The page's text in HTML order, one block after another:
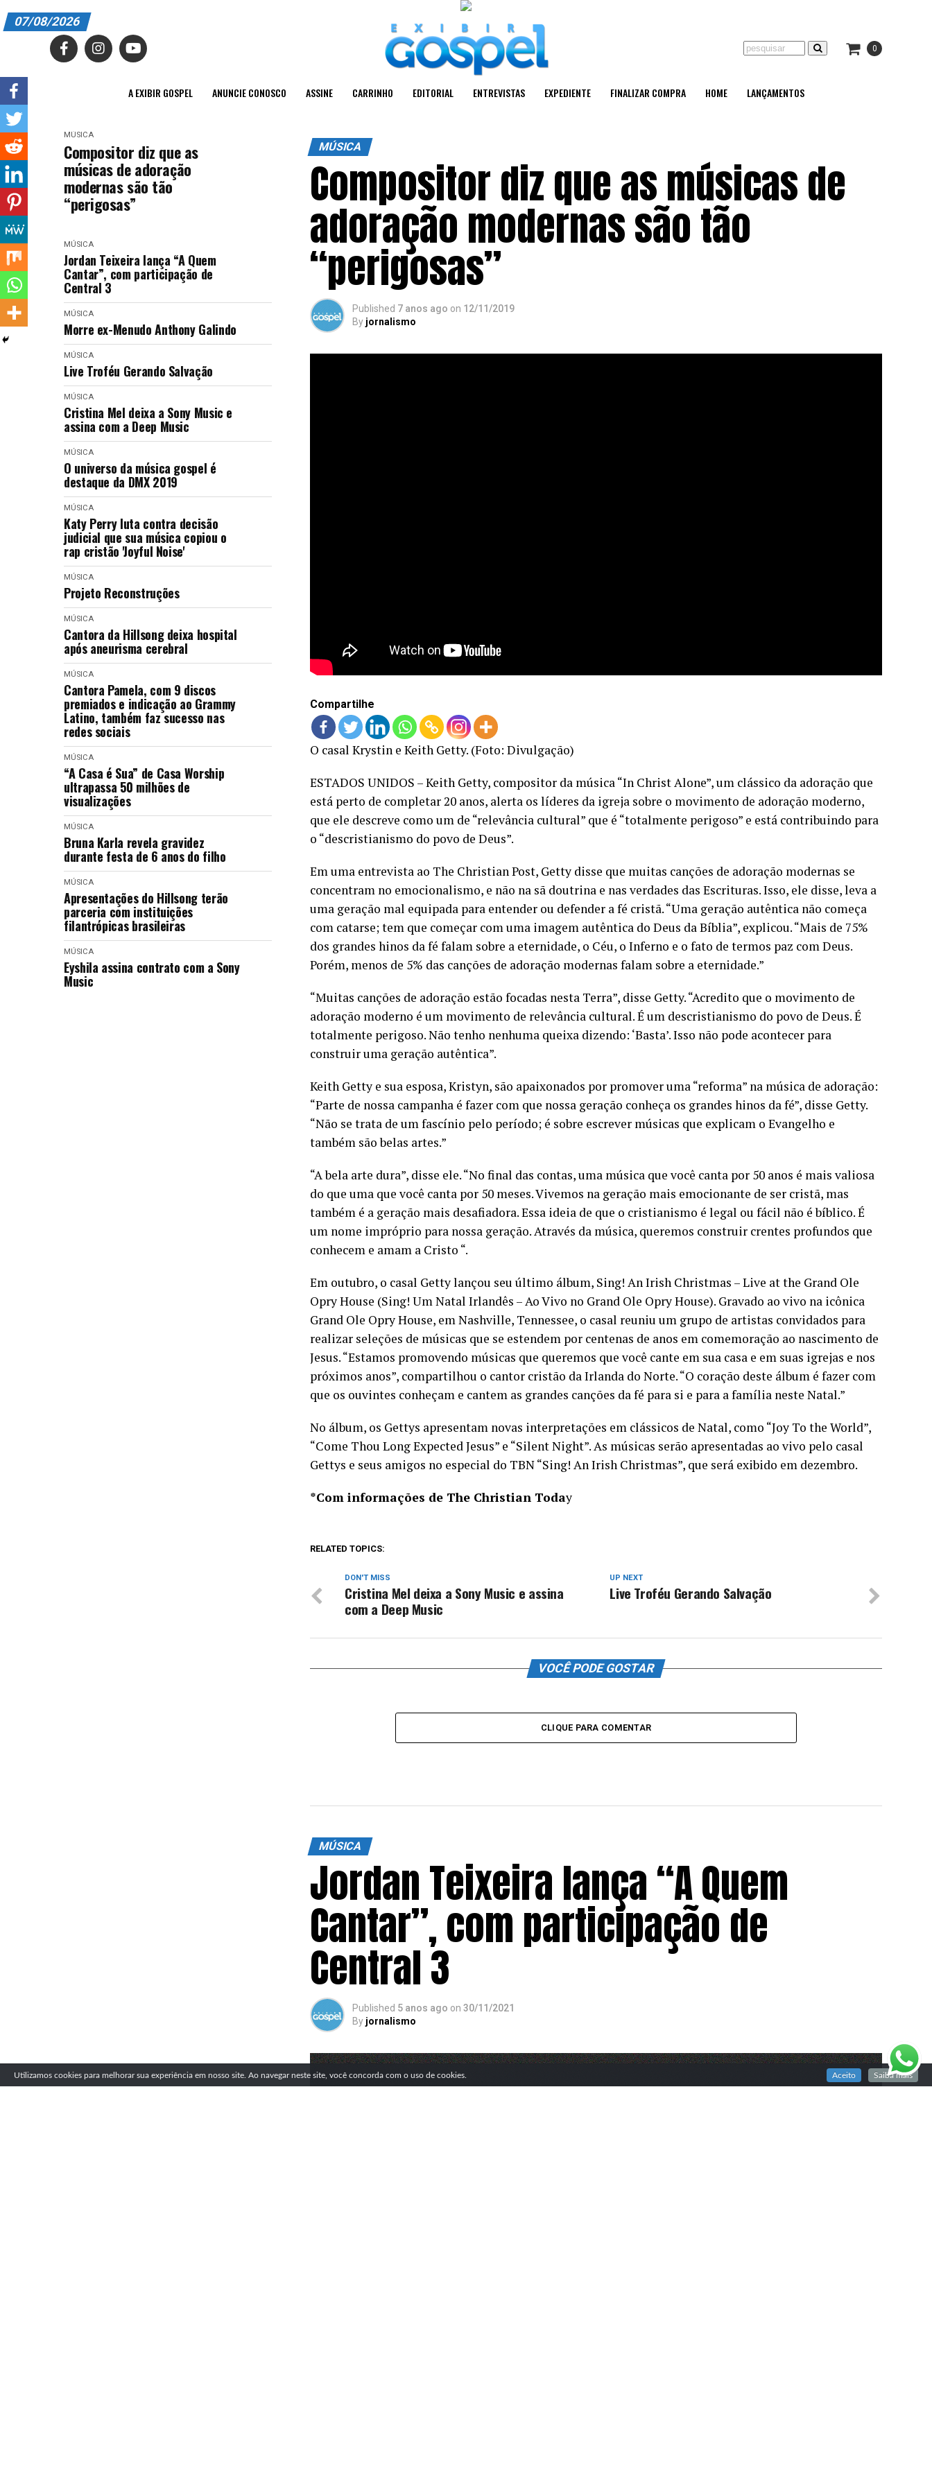
A EXIBIR GOSPEL
EDITORIAL
ENTREVISTAS
FINALIZAR COMPRA
HOME
07/08/2026
0
A EXIBIR GOSPEL ANUNCIE CONOSCO ASSINE CARRINHO EDITORIAL ENTREVISTAS EXPEDIENTE FINALIZAR COMPRA HOME LANÇAMENTOS
MÚSICA
Compositor diz que as
músicas de adoração
modernas são tão
“perigosas”
MÚSICA
Jordan Teixeira lança “A Quem
Cantar”, com participação de
Central 3
MÚSICA
Morre ex-Menudo Anthony Galindo
MÚSICA
Live Troféu Gerando Salvação
MÚSICA
Cristina Mel deixa a Sony Music e
assina com a Deep Music
MÚSICA
O universo da música gospel é
destaque da DMX 2019
MÚSICA
Katy Perry luta contra decisão
judicial que sua música copiou o
rap cristão 'Joyful Noise'
MÚSICA
Projeto Reconstruções
MÚSICA
Cantora da Hillsong deixa hospital
após aneurisma cerebral
MÚSICA
Cantora Pamela, com 9 discos
premiados e indicação ao Grammy
Latino, também faz sucesso nas
redes sociais
MÚSICA
“A Casa é Sua” de Casa Worship
ultrapassa 50 milhões de
visualizações
MÚSICA
Bruna Karla revela gravidez
durante festa de 6 anos do filho
MÚSICA
Apresentações do Hillsong terão
parceria com instituições
filantrópicas brasileiras
MÚSICA
Eyshila assina contrato com a Sony
Music
MÚSICA
Compositor diz que as músicas de
adoração modernas são tão
“perigosas”
Published 7 anos ago on 12/11/2019
By jornalismo
Compartilhe
O casal Krystin e Keith Getty. (Foto: Divulgação)
ESTADOS UNIDOS – Keith Getty, compositor da música “In Christ Alone”, um clássico da adoração que
está perto de completar 20 anos, alerta os líderes da igreja sobre o movimento de adoração moderno,
que ele descreve como um de “relevância cultural” que é “totalmente perigoso” e está contribuindo para
o “descristianismo do povo de Deus”.
Em uma entrevista ao The Christian Post, Getty disse que muitas canções de adoração modernas se
concentram no emocionalismo, e não na sã doutrina e nas verdades das Escrituras. Isso, ele disse, leva a
uma geração mal equipada para entender ou defender a fé cristã. “Uma geração autêntica não começa
com catarse; tem que começar com uma imagem autêntica do Deus da Bíblia”, explicou. “Mais de 75%
dos grandes hinos da fé falam sobre a eternidade, o Céu, o Inferno e o fato de termos paz com Deus.
Porém, menos de 5% das canções de adoração modernas falam sobre a eternidade.”
“Muitas canções de adoração estão focadas nesta Terra”, disse Getty. “Acredito que o movimento de
adoração moderno é um movimento de relevância cultural. É um descristianismo do povo de Deus. É
totalmente perigoso. Não tenho nenhuma queixa dizendo: ‘Basta’. Isso não pode acontecer para
construir uma geração autêntica”.
Keith Getty e sua esposa, Kristyn, são apaixonados por promover uma “reforma” na música de adoração:
“Parte de nossa campanha é fazer com que nossa geração conheça os grandes hinos da fé”, disse Getty.
“Não se trata de um fascínio pelo período; é sobre escrever músicas que explicam o Evangelho e
também são belas artes.”
“A bela arte dura”, disse ele. “No final das contas, uma música que você canta por 50 anos é mais valiosa
do que uma que você canta por 50 meses. Vivemos na geração mais emocionante de ser cristã, mas
também é a geração mais desafiadora. Essa ideia de que o cristianismo é legal ou fácil não é bíblico. É
um nome impróprio para nossa geração. Através da música, queremos construir crentes profundos que
conhecem e amam a Cristo “.
Em outubro, o casal Getty lançou seu último álbum, Sing! An Irish Christmas – Live at the Grand Ole
Opry House (Sing! Um Natal Irlandês – Ao Vivo no Grand Ole Opry House). Gravado ao vivo na icônica
Grand Ole Opry House, em Nashville, Tennessee, o casal reuniu um grupo de artistas convidados para
realizar seleções de músicas que se estendem por centenas de anos em comemoração ao nascimento de
Jesus. “Estamos promovendo músicas que queremos que você cante em sua casa e em suas igrejas e nos
próximos anos”, compartilhou o cantor cristão da Irlanda do Norte. “O coração deste álbum é fazer com
que os ouvintes conheçam e cantem as grandes canções da fé para si e para a família neste Natal.”
No álbum, os Gettys apresentam novas interpretações em clássicos de Natal, como “Joy To the World”,
“Come Thou Long Expected Jesus” e “Silent Night”. As músicas serão apresentadas ao vivo pelo casal
Gettys e seus amigos no especial do TBN “Sing! An Irish Christmas”, que será exibido em dezembro.
*Com informações de The Christian Today
RELATED TOPICS:
UP NEXT
Live Troféu Gerando Salvação
DON'T MISS
Cristina Mel deixa a Sony Music e assina
com a Deep Music
VOCÊ PODE GOSTAR
CLIQUE PARA COMENTAR
MÚSICA
Jordan Teixeira lança “A Quem
Cantar”, com participação de
Central 3
Published 5 anos ago on 30/11/2021
By jornalismo
Utilizamos cookies para melhorar sua experiência em nosso site. Ao navegar neste site, você concorda com o uso de cookies. Aceito Saiba mais